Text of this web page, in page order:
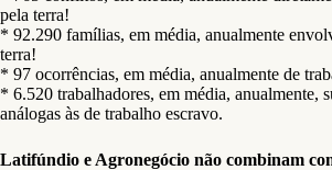
pela terra!
* 92.290 famílias, em média, anualmente
terra!
* 97 ocorrências, em média, anualmente de
* 6.520 trabalhadores, em média, anualmente,
análogas às de trabalho escravo.
Latifúndio e Agronegócio não combinam